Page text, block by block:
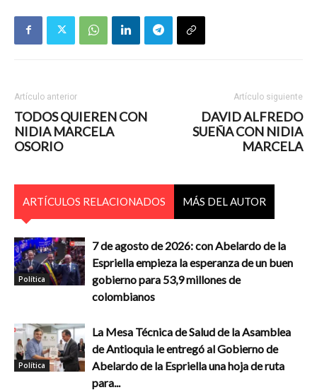
Artículo anterior
TODOS QUIEREN CON
NIDIA MARCELA
OSORIO
Artículo siguiente
DAVID ALFREDO
SUEÑA CON NIDIA
MARCELA
ARTÍCULOS RELACIONADOS MÁS DEL AUTOR
Política
7 de agosto de 2026: con Abelardo de la
Espriella empieza la esperanza de un buen
gobierno para 53,9 millones de
colombianos
Política
La Mesa Técnica de Salud de la Asamblea
de Antioquia le entregó al Gobierno de
Abelardo de la Espriella una hoja de ruta
para...